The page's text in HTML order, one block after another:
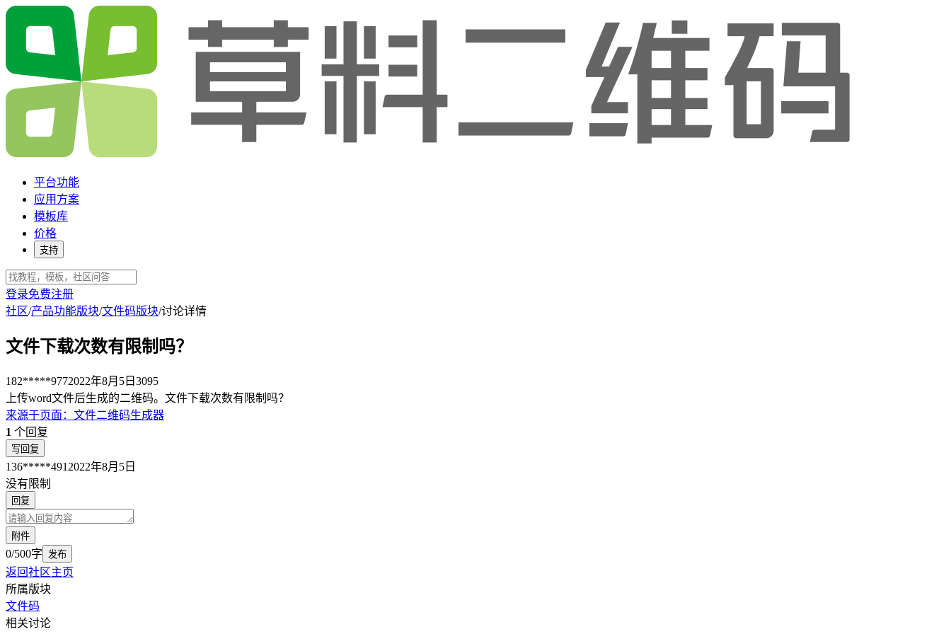
平台功能
应用方案
模板库
价格
支持
登录免费注册
社区/产品功能版块/文件码版块/讨论详情
文件下载次数有限制吗？
182*****9772022年8月5日 3095
上传word文件后生成的二维码。文件下载次数有限制吗？
来源于页面 ： 文件二维码生成器
1 个回复
写回复
136*****491 2022年8月5日
没有限制
回复
附件
0/500字 发布
返回社区主页
所属版块
文件码
相关讨论